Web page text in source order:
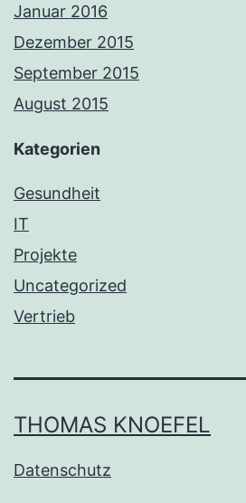
Januar 2016
Dezember 2015
September 2015
August 2015
Kategorien
Gesundheit
IT
Projekte
Uncategorized
Vertrieb
THOMAS KNOEFEL
Datenschutz